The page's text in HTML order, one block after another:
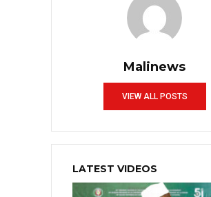
Malinews
VIEW ALL POSTS
LATEST VIDEOS